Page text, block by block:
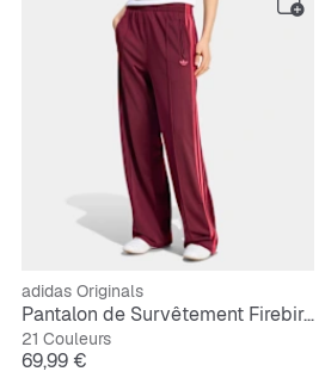
adidas Originals
Pantalon de Survêtement Firebird Loose
21 Couleurs
Prix
69,99 €